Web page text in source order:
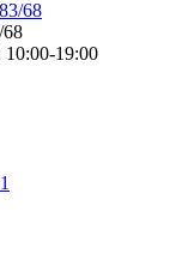
68
19:00